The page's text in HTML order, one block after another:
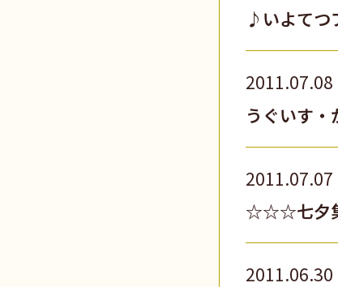
♪いよてつ
2011.07.08
うぐいす
2011.07.07
☆☆☆七夕
2011.06.30